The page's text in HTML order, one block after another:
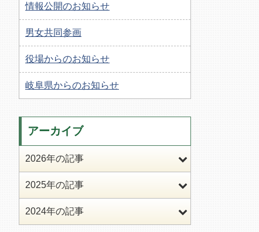
情報公開のお知らせ
男女共同参画
役場からのお知らせ
岐阜県からのお知らせ
アーカイブ
2026年の記事
2025年の記事
2024年の記事